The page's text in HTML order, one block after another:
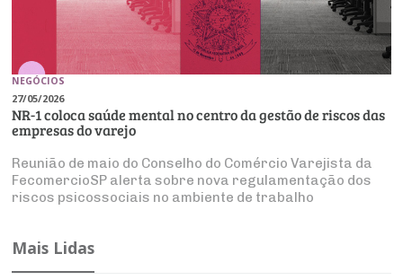
NEGÓCIOS
27/05/2026
NR-1 coloca saúde mental no centro da gestão de riscos das
empresas do varejo
Reunião de maio do Conselho do Comércio Varejista da
FecomercioSP alerta sobre nova regulamentação dos
riscos psicossociais no ambiente de trabalho
Mais Lidas